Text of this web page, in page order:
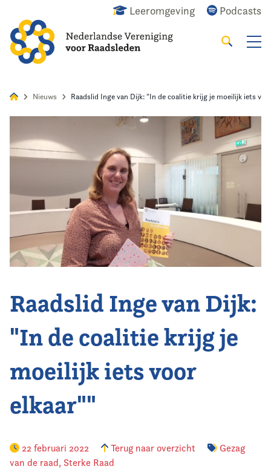
Leeromgeving Podcasts
Zoeken
Nieuws
Opleiding
Kennis & Informatie
Vereniging
Nieuws Raadslid Inge van Dijk: "In de coalitie krijg je moeilijk iets
Raadslid Inge van Dijk:
"In de coalitie krijg je
moeilijk iets voor
elkaar""
22 februari 2022 Terug naar overzicht
Gezag
van de raad, Sterke Raad